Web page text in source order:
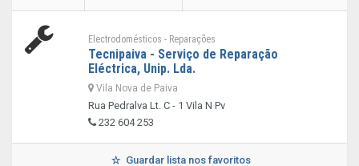
Electrodomésticos - Reparações
Tecnipaiva - Serviço de Reparação
Eléctrica, Unip. Lda.
Vila Nova de Paiva
Rua Pedralva Lt. C - 1 Vila N Pv
232 604 253
Guardar lista nos favoritos